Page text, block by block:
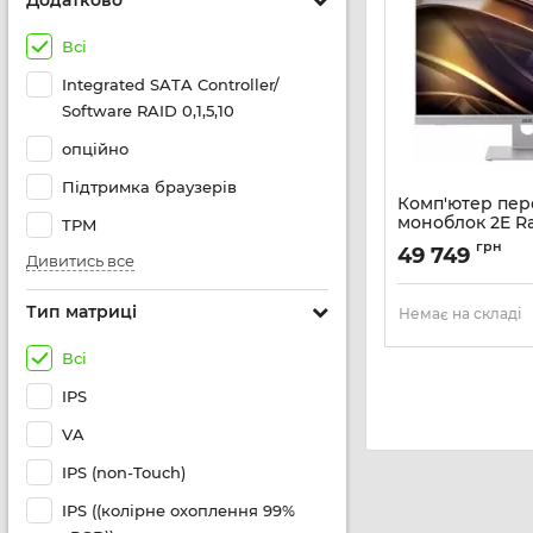
Всі
Integrated SATA Controller/
Software RAID 0,1,5,10
опційно
Підтримка браузерів
TPM
Дивитись все
Тип матриці
Всі
IPS
VA
IPS (non-Touch)
IPS ((колірне охоплення 99%
Комп'ютер
моноблок 2E
23.8" FHD IPS
16Gb, F1TB,
150W, Win11P,
49 749 грн
Немає на складі